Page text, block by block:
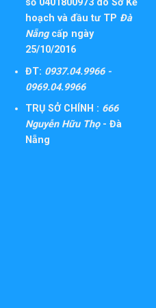
số 0401800973 do Sở Kế
hoạch và đầu tư TP Đà
Nẵngcấp ngày
25/10/2016
ĐT: 0937.04.9966 -
0969.04.9966
TRỤ SỞ CHÍNH : 666
Nguyễn Hữu Thọ- Đà
Nẵng